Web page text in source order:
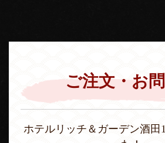
ご注文・お
ホテルリッチ＆ガーデン酒田